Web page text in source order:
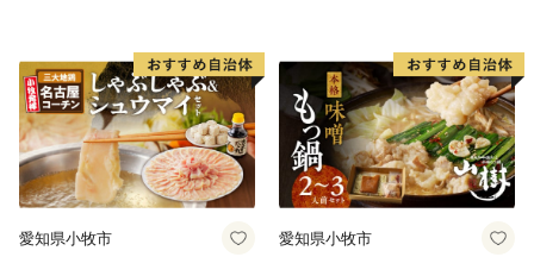
間
愛知県小牧市 愛知県小牧市